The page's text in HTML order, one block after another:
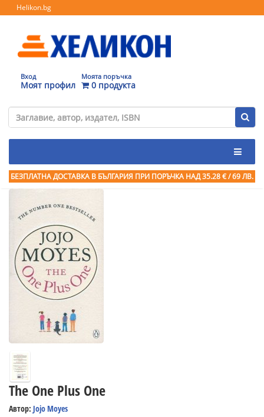
Helikon.bg
Вход
Моят профил
Моята поръчка
0 продукта
БЕЗПЛАТНА ДОСТАВКА В БЪЛГАРИЯ ПРИ ПОРЪЧКА НАД 35.28 € / 69 ЛВ.
The One Plus One
Автор: Jojo Moyes